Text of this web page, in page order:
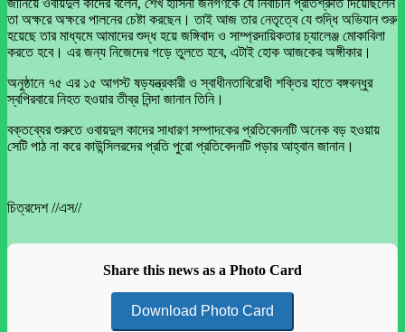
তা অক্ষরে অক্ষরে পালনের চেষ্টা করছেন। তাই আজ তার নেতৃত্বে যে শুদ্ধি অভিযান শুরু
হয়েছে তার মাধ্যমে আমাদের শুদ্ধ হয়ে জঙ্গিবাদ ও সাম্প্রদায়িকতার চ্যালেঞ্জ মোকাবিলা
করতে হবে। এর জন্য নিজেদের গড়ে তুলতে হবে, এটাই হোক আজকের অঙ্গীকার।
অনুষ্ঠানে ৭৫ এর ১৫ আগস্ট ষড়যন্ত্রকারী ও স্বাধীনতাবিরোধী শক্তির হাতে বঙ্গবন্ধুর
স্বপিরবারে নিহত হওয়ার তীব্র নিন্দা জানান তিনি।
বক্তব্যের শুরুতে ওবায়দুল কাদের সাধারণ সম্পাদকের প্রতিবেদনটি অনেক বড় হওয়ায়
সেটি পাঠ না করে কাউন্সিলরদের প্রতি পুরো প্রতিবেদনটি পড়ার আহ্বান জানান।
চিত্রদেশ //এস//
Share this news as a Photo Card
Download Photo Card